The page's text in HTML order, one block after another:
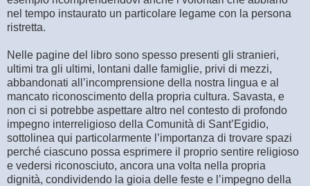
nel tempo instaurato un particolare legame con la persona
ristretta.
Nelle pagine del libro sono spesso presenti gli stranieri,
ultimi tra gli ultimi, lontani dalle famiglie, privi di mezzi,
abbandonati all’incomprensione della nostra lingua e al
mancato riconoscimento della propria cultura. Savasta, e
non ci si potrebbe aspettare altro nel contesto di profondo
impegno interreligioso della Comunità di Sant’Egidio,
sottolinea qui particolarmente l’importanza di trovare spazi
perché ciascuno possa esprimere il proprio sentire religioso
e vedersi riconosciuto, ancora una volta nella propria
dignità, condividendo la gioia delle feste e l’impegno della